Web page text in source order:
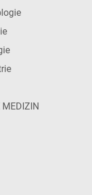
MEDIZIN